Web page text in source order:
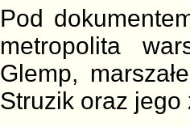
Pod
metropolita
Glemp,
Struzik oraz